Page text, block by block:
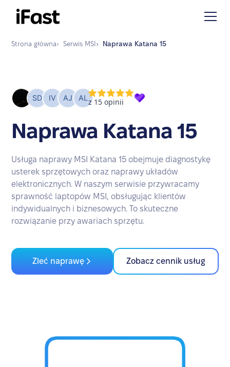
Strona główna› Serwis MSI › Naprawa Katana 15
Naprawa Katana 15
Usługa naprawy MSI Katana 15 obejmuje diagnostykę
usterek sprzętowych oraz naprawy układów
elektronicznych. W naszym serwisie przywracamy
sprawność laptopów MSI, obsługując klientów
indywidualnych i biznesowych. To skuteczne
rozwiązanie przy awariach sprzętu.
Zleć naprawę Zobacz cennik usług